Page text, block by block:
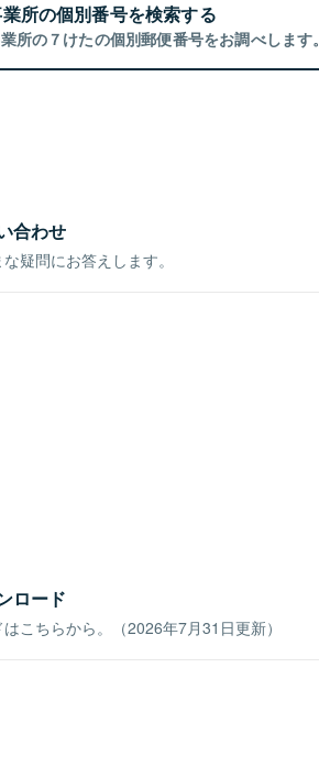
所の個別番号を検索する
所の７けたの個別郵便番号をお調べします。
合わせ
疑問にお答えします。
ロード
こちらから。（2026年7月31日更新）